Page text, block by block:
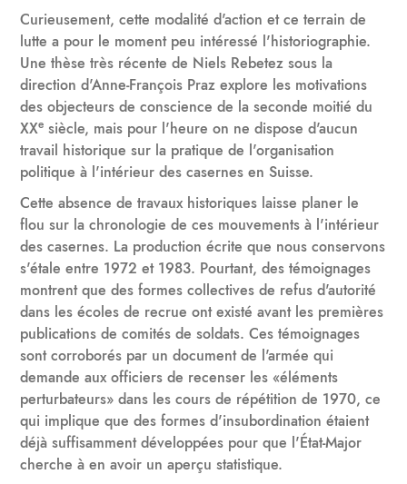
Curieusement, cette modalité d'action et ce terrain de
lutte a pour le moment peu intéressé l'historiographie.
Une thèse très récente de Niels Rebetez sous la
direction d'Anne-François Praz explore les motivations
des objecteurs de conscience de la seconde moitié du
XXe siècle, mais pour l'heure on ne dispose d'aucun
travail historique sur la pratique de l'organisation
politique à l'intérieur des casernes en Suisse.
Cette absence de travaux historiques laisse planer le
flou sur la chronologie de ces mouvements à l'intérieur
des casernes. La production écrite que nous conservons
s'étale entre 1972 et 1983. Pourtant, des témoignages
montrent que des formes collectives de refus d'autorité
dans les écoles de recrue ont existé avant les premières
publications de comités de soldats. Ces témoignages
sont corroborés par un document de l'armée qui
demande aux officiers de recenser les «éléments
perturbateurs» dans les cours de répétition de 1970, ce
qui implique que des formes d'insubordination étaient
déjà suffisamment développées pour que l'État-Major
cherche à en avoir un aperçu statistique.